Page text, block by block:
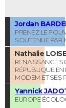
Jordan
PRENEZ LE
SOUTENUE PAR
Nathalie
RENAISSANCE
RÉPUBLIQUE EN
MODEM ET SES
Yannick
EUROPE